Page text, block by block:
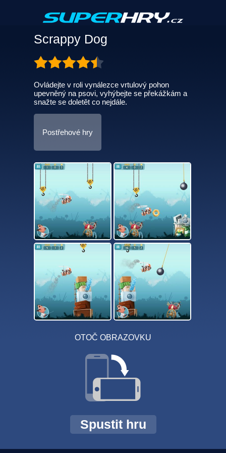
Scrappy Dog
Ovládejte v roli vynálezce vrtulový pohon
upevněný na psovi, vyhýbejte se překážkám a
snažte se doletět co nejdále.
Postřehové hry
OTOČ OBRAZOVKU
Spustit hru